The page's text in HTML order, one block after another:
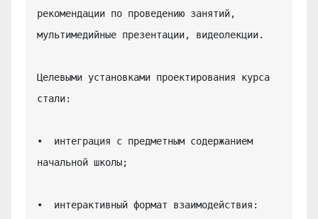
рекомендации по проведению занятий,
мультимедийные презентации, видеолекции.
Целевыми установками проектирования курса
стали:
•  интеграция с предметным содержанием
начальной школы;
•  интерактивный формат взаимодействия: